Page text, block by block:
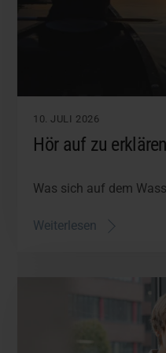
10. JULI 2026
Hör auf zu
Was sich auf dem
Weiterlesen